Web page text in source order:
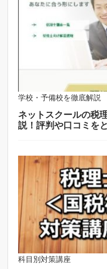
学校・予備校を徹底解説
ネットスクールの税
説！評判や口コミを
科目別対策講座